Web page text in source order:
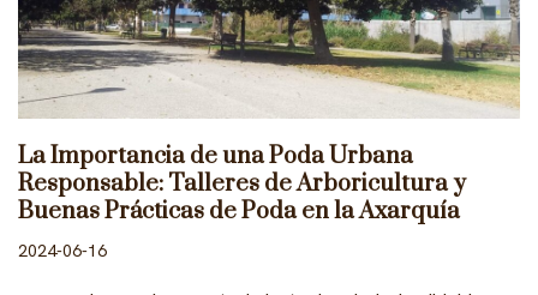
La Importancia de una Poda Urbana
Responsable: Talleres de Arboricultura y
Buenas Prácticas de Poda en la Axarquía
2024-06-16